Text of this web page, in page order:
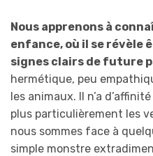
Nous apprenons à
enfance, où il se révèle
signes clairs de future
hermétique, peu
les animaux. Il n’a
plus particulièrement les
nous sommes face à
simple monstre